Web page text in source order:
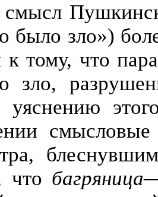
было зло»)
к тому, что
зло,
что